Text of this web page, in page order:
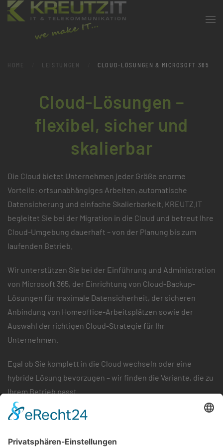
Zum Hauptinhalt springen
HOME LEISTUNGEN CLOUD-LÖSUNGEN & MICROSOFT 365
Cloud-Lösungen –
flexibel, sicher und
skalierbar
Die Cloud bietet Unternehmen jeder Größe enorme
Vorteile: ortsunabhängiges Arbeiten, automatische
Datensicherung und einfache Skalierbarkeit. KREUTZ.IT
begleitet Sie bei der Migration in die Cloud und betreut Ihre
Cloud-Umgebung dauerhaft – von der Planung bis zum
laufenden Betrieb.
Wir unterstützen Sie bei der Einführung und Administration
von Microsoft 365, der Einrichtung von Cloud-Backup-
Lösungen für maximale Datensicherheit, der sicheren
Anbindung von Homeoffice-Arbeitsplätzen sowie der
Auswahl der richtigen Cloud-Strategie für Ihr
Unternehmen.
Egal ob Sie komplett in die Cloud wechseln oder eine
hybride Lösung bevorzugen – wir finden die Variante, die zu
Ihrem Betrieb passt.